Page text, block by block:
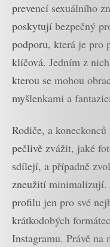
prevencí sexuálního
poskytují bezpečný
podporu, která je pro
klíčová. Jedním z
kterou se mohou
myšlenkami a
Rodiče, a
pečlivě zvážit, jaké
sdílejí, a případně
zneužití minimalizují.
profilu jen pro své
krátkodobých
Instagramu. Právě na